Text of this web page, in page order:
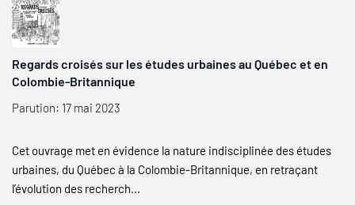
Regards croisés sur les études urbaines au Québec et en
Colombie-Britannique
Parution: 17 mai 2023
Cet ouvrage met en évidence la nature indisciplinée des études
urbaines, du Québec à la Colombie-Britannique, en retraçant
l’évolution des recherch...